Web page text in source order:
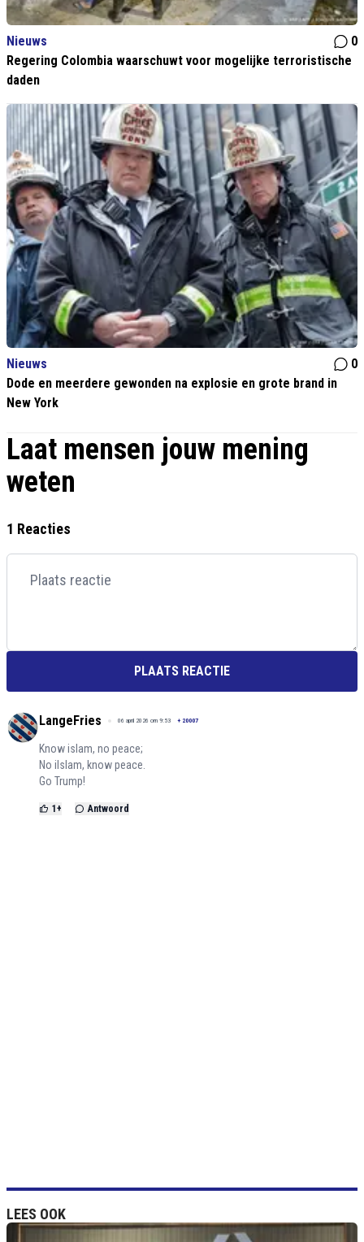
Nieuws
0
Regering Colombia waarschuwt voor mogelijke terroristische
daden
Nieuws
0
Dode en meerdere gewonden na explosie en grote brand in
New York
Laat mensen jouw mening
weten
1 Reacties
PLAATS REACTIE
LangeFries 06 april 2026 om 9:53 + 20007
Know islam, no peace;
No ilslam, know peace.
Go Trump!
1 + Antwoord
LEES OOK